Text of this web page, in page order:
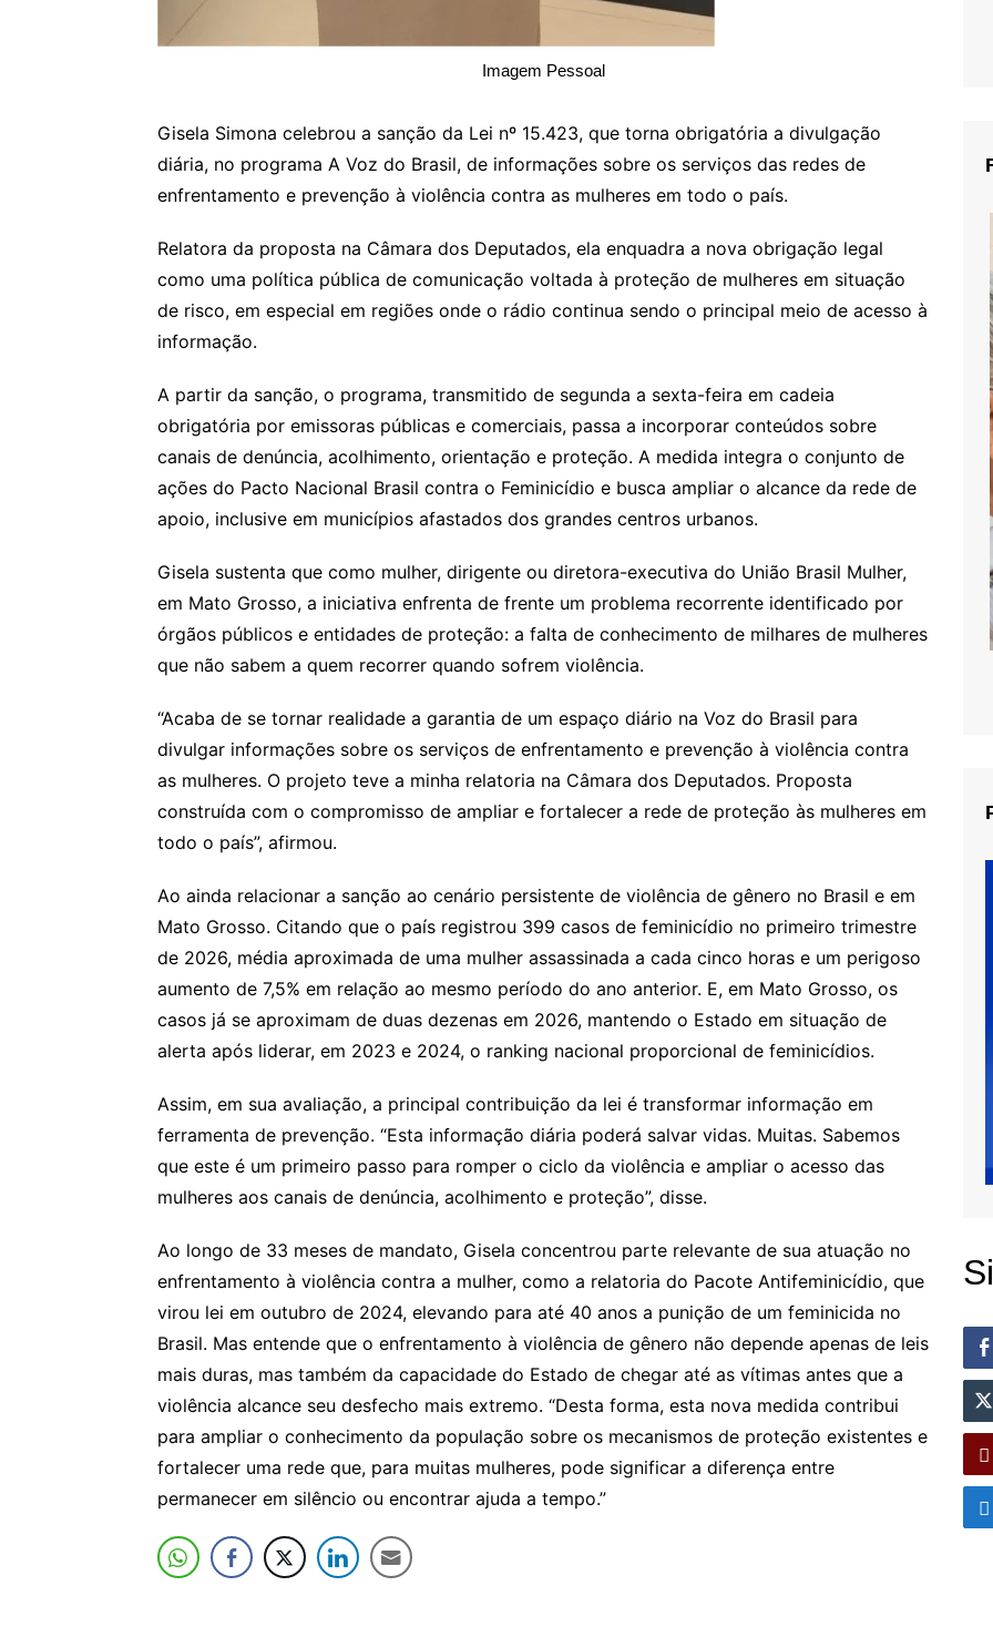
Imagem Pessoal
Gisela Simona celebrou a sanção da Lei nº 15.423, que torna obrigatória a divulgação
diária, no programa A Voz do Brasil, de informações sobre os serviços das redes de
enfrentamento e prevenção à violência contra as mulheres em todo o país.
Relatora da proposta na Câmara dos Deputados, ela enquadra a nova obrigação legal
como uma política pública de comunicação voltada à proteção de mulheres em situação
de risco, em especial em regiões onde o rádio continua sendo o principal meio de acesso à
informação.
A partir da sanção, o programa, transmitido de segunda a sexta-feira em cadeia
obrigatória por emissoras públicas e comerciais, passa a incorporar conteúdos sobre
canais de denúncia, acolhimento, orientação e proteção. A medida integra o conjunto de
ações do Pacto Nacional Brasil contra o Feminicídio e busca ampliar o alcance da rede de
apoio, inclusive em municípios afastados dos grandes centros urbanos.
Gisela sustenta que como mulher, dirigente ou diretora-executiva do União Brasil Mulher,
em Mato Grosso, a iniciativa enfrenta de frente um problema recorrente identificado por
órgãos públicos e entidades de proteção: a falta de conhecimento de milhares de mulheres
que não sabem a quem recorrer quando sofrem violência.
“Acaba de se tornar realidade a garantia de um espaço diário na Voz do Brasil para
divulgar informações sobre os serviços de enfrentamento e prevenção à violência contra
as mulheres. O projeto teve a minha relatoria na Câmara dos Deputados. Proposta
construída com o compromisso de ampliar e fortalecer a rede de proteção às mulheres em
todo o país”, afirmou.
Ao ainda relacionar a sanção ao cenário persistente de violência de gênero no Brasil e em
Mato Grosso. Citando que o país registrou 399 casos de feminicídio no primeiro trimestre
de 2026, média aproximada de uma mulher assassinada a cada cinco horas e um perigoso
aumento de 7,5% em relação ao mesmo período do ano anterior. E, em Mato Grosso, os
casos já se aproximam de duas dezenas em 2026, mantendo o Estado em situação de
alerta após liderar, em 2023 e 2024, o ranking nacional proporcional de feminicídios.
Assim, em sua avaliação, a principal contribuição da lei é transformar informação em
ferramenta de prevenção. “Esta informação diária poderá salvar vidas. Muitas. Sabemos
que este é um primeiro passo para romper o ciclo da violência e ampliar o acesso das
mulheres aos canais de denúncia, acolhimento e proteção”, disse.
Ao longo de 33 meses de mandato, Gisela concentrou parte relevante de sua atuação no
enfrentamento à violência contra a mulher, como a relatoria do Pacote Antifeminicídio, que
virou lei em outubro de 2024, elevando para até 40 anos a punição de um feminicida no
Brasil. Mas entende que o enfrentamento à violência de gênero não depende apenas de leis
mais duras, mas também da capacidade do Estado de chegar até as vítimas antes que a
violência alcance seu desfecho mais extremo. “Desta forma, esta nova medida contribui
para ampliar o conhecimento da população sobre os mecanismos de proteção existentes e
fortalecer uma rede que, para muitas mulheres, pode significar a diferença entre
permanecer em silêncio ou encontrar ajuda a tempo.”